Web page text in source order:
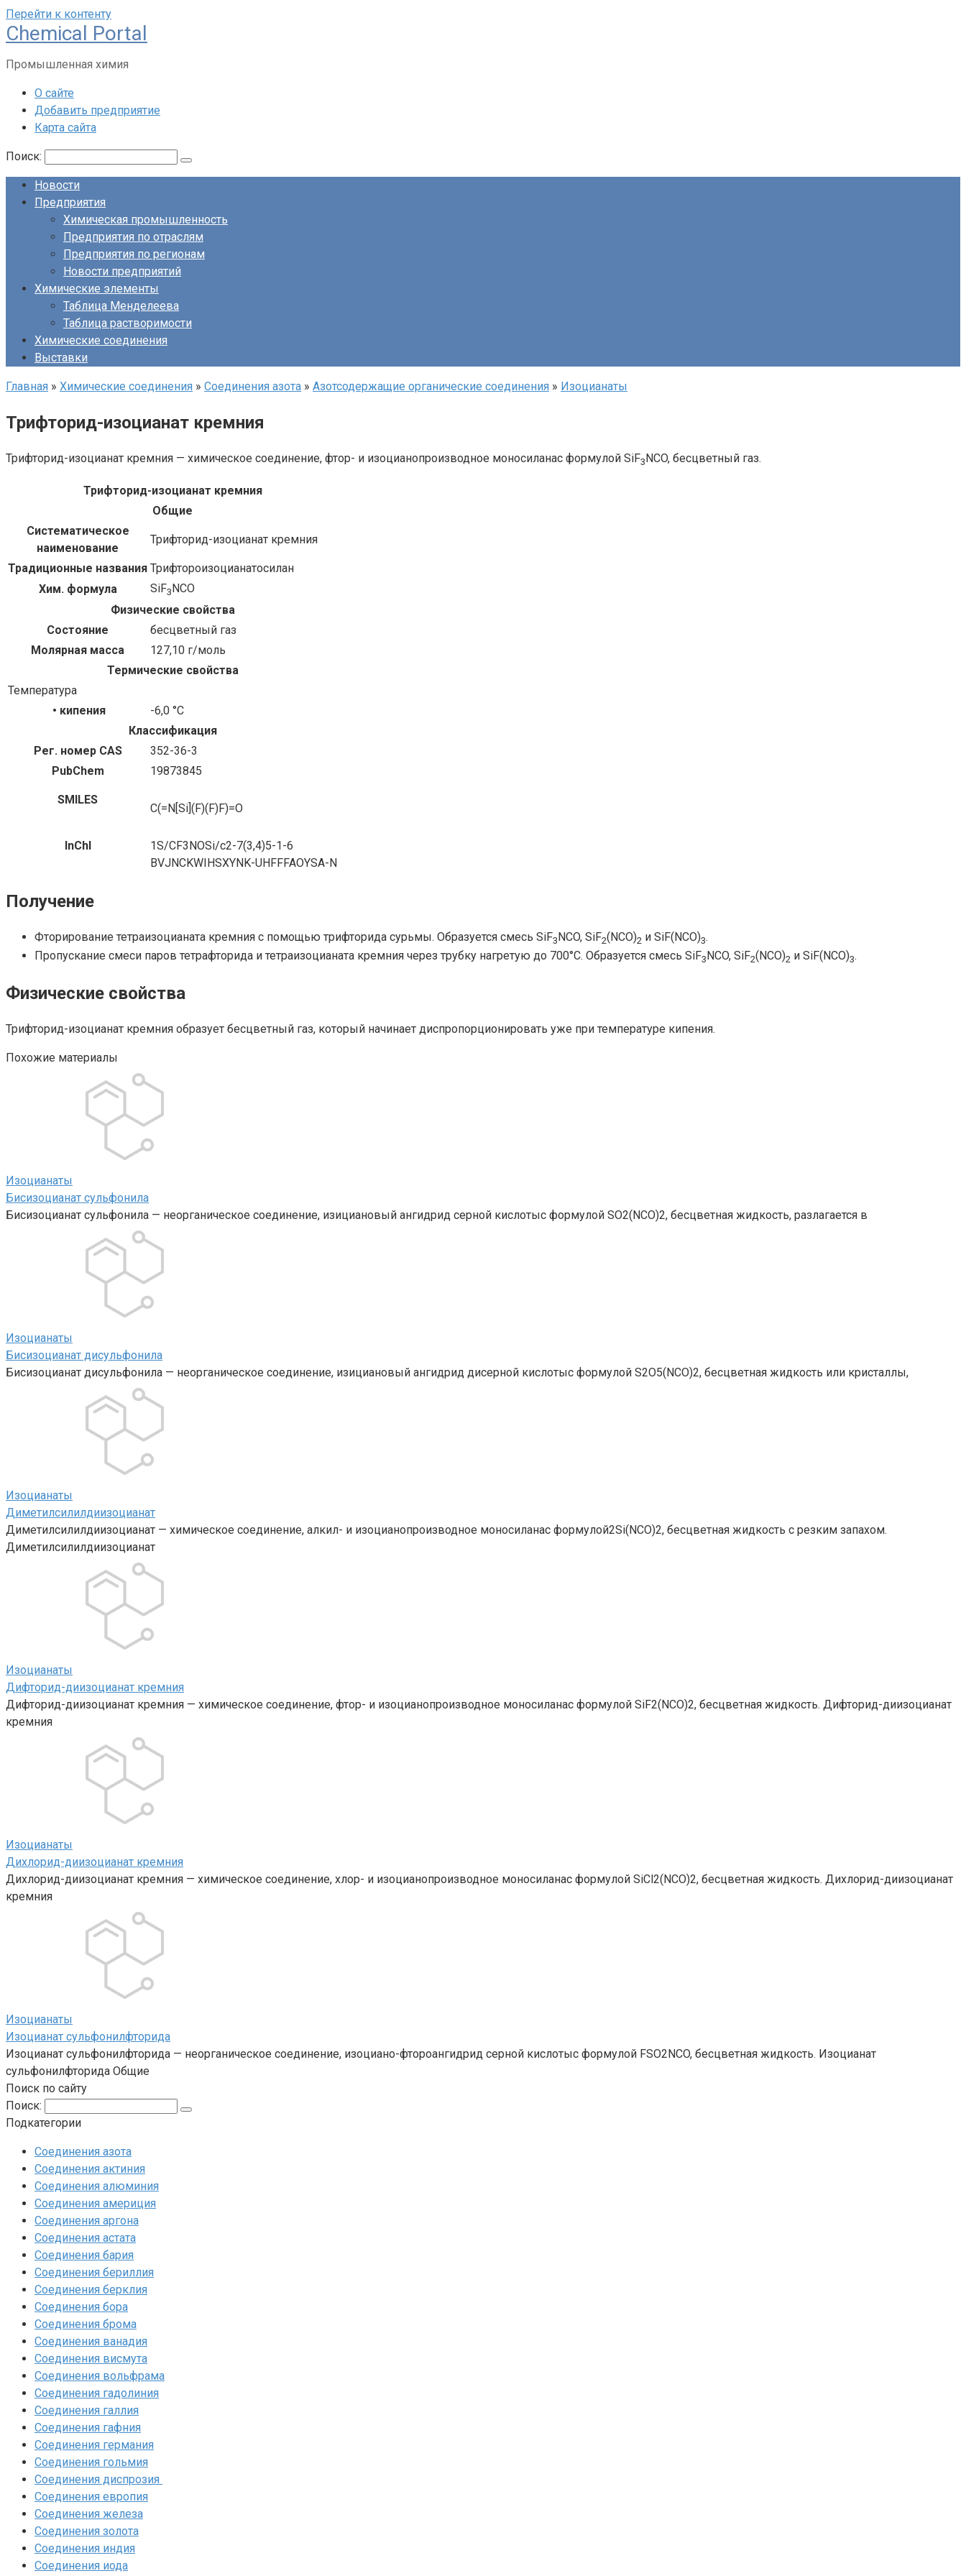
Перейти к контенту
Chemical Portal
Промышленная химия
О сайте
Добавить предприятие
Карта сайта
Поиск:
Новости
Предприятия
Химическая промышленность
Предприятия по отраслям
Предприятия по регионам
Новости предприятий
Химические элементы
Таблица Менделеева
Таблица растворимости
Химические соединения
Выставки
Главная » Химические соединения » Соединения азота » Азотсодержащие органические соединения » Изоцианаты‎
Трифторид-изоцианат кремния
Трифторид-изоцианат кремния — химическое соединение, фтор- и изоцианопроизводное моносиланас формулой SiF3NCO, бесцветный газ.
Трифторид-​изоцианат кремния
Общие
Систематическое
наименование
Трифторид-​изоцианат кремния
Традиционные названия Трифтороизоцианатосилан
Хим. формула
SiF3NCO
Физические свойства
Состояние
бесцветный газ
Молярная масса
127,10 г/моль
Термические свойства
Температура
• кипения
-6,0 °C
Классификация
Рег. номер CAS
352-36-3
PubChem
19873845
SMILES
C(=N[Si](F)(F)F)=O
InChI
1S/CF3NOSi/c2-7(3,4)5-1-6
BVJNCKWIHSXYNK-UHFFFAOYSA-N
Получение
Фторирование тетраизоцианата кремния с помощью трифторида сурьмы. Образуется смесь SiF3NCO, SiF2(NCO)2 и SiF(NCO)3.
Пропускание смеси паров тетрафторида и тетраизоцианата кремния через трубку нагретую до 700°С. Образуется смесь SiF3NCO, SiF2(NCO)2 и SiF(NCO)3.
Физические свойства
Трифторид-изоцианат кремния образует бесцветный газ, который начинает диспропорционировать уже при температуре кипения.
Похожие материалы
Изоцианаты‎
Бисизоцианат сульфонила
Бисизоцианат сульфонила — неорганическое соединение, изициановый ангидрид серной кислотыс формулой SO2(NCO)2, бесцветная жидкость, разлагается в
Изоцианаты‎
Бисизоцианат дисульфонила
Бисизоцианат дисульфонила — неорганическое соединение, изициановый ангидрид дисерной кислотыс формулой S2O5(NCO)2, бесцветная жидкость или кристаллы,
Изоцианаты‎
Диметилсилилдиизоцианат
Диметилсилилдиизоцианат — химическое соединение, алкил- и изоцианопроизводное моносиланас формулой2Si(NCO)2, бесцветная жидкость с резким запахом.
Диметилсилилдиизоцианат
Изоцианаты‎
Дифторид-диизоцианат кремния
Дифторид-диизоцианат кремния — химическое соединение, фтор- и изоцианопроизводное моносиланас формулой SiF2(NCO)2, бесцветная жидкость. Дифторид-​диизоцианат
кремния
Изоцианаты‎
Дихлорид-диизоцианат кремния
Дихлорид-диизоцианат кремния — химическое соединение, хлор- и изоцианопроизводное моносиланас формулой SiCl2(NCO)2, бесцветная жидкость. Дихлорид-​диизоцианат
кремния
Изоцианаты‎
Изоцианат сульфонилфторида
Изоцианат сульфонилфторида — неорганическое соединение, изоциано-фтороангидрид серной кислотыс формулой FSO2NCO, бесцветная жидкость. Изоцианат
сульфонилфторида Общие
Поиск по сайту
Поиск:
Подкатегории
Соединения азота
Соединения актиния
Соединения алюминия‎
Соединения америция‎
Соединения аргона‎
Соединения астата‎
Соединения бария
Соединения бериллия‎
Соединения берклия
Соединения бора‎
Соединения брома‎
Соединения ванадия‎
Соединения висмута
Соединения вольфрама‎
Соединения гадолиния‎
Соединения галлия‎
Соединения гафния‎
Соединения германия‎
Соединения гольмия‎
Соединения диспрозия‎ ‎
Соединения европия‎
Соединения железа‎
Соединения золота‎
Соединения индия
Соединения иода‎